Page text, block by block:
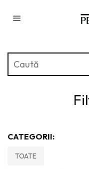
CATEGORII:
TOATE